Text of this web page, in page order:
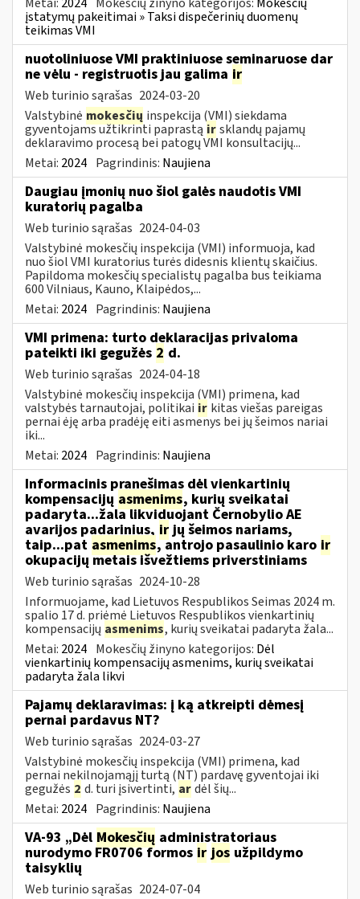
įstatymų pakeitimai » Taksi dispečerinių duomenų
teikimas VMI
nuotoliniuose VMI praktiniuose seminaruose dar
ne vėlu - registruotis jau galima ir
Web turinio sąrašas 2024-03-20
Valstybinė mokesčių inspekcija (VMI) siekdama
gyventojams užtikrinti paprastą irsklandų pajamų
deklaravimo procesą bei patogų VMI konsultacijų...
Metai: 2024 Pagrindinis: Naujiena
Daugiau įmonių nuo šiol galės naudotis VMI
kuratorių pagalba
Web turinio sąrašas 2024-04-03
Valstybinė mokesčių inspekcija (VMI) informuoja, kad
nuo šiol VMI kuratorius turės didesnis klientų skaičius.
Papildoma mokesčių specialistų pagalba bus teikiama
600 Vilniaus, Kauno, Klaipėdos,...
Metai: 2024 Pagrindinis: Naujiena
VMI primena: turto deklaracijas privaloma
pateikti iki gegužės 2 d.
Web turinio sąrašas 2024-04-18
Valstybinė mokesčių inspekcija (VMI) primena, kad
valstybės tarnautojai, politikai ir kitas viešas pareigas
pernai ėję arba pradėję eiti asmenys bei jų šeimos nariai
iki...
Metai: 2024 Pagrindinis: Naujiena
Informacinis pranešimas dėl vienkartinių
kompensacijų asmenims, kurių sveikatai
padaryta...žala likviduojant Černobylio AE
avarijos padarinius, irjų šeimos nariams,
taip...pat asmenims, antrojo pasaulinio karo ir
okupacijų metais išvežtiems priverstiniams
Web turinio sąrašas 2024-10-28
Informuojame, kad Lietuvos Respublikos Seimas 2024 m.
spalio 17 d. priėmė Lietuvos Respublikos vienkartinių
kompensacijų asmenims, kurių sveikatai padaryta žala...
Metai: 2024 Mokesčių žinyno kategorijos: Dėl
vienkartinių kompensacijų asmenims, kurių sveikatai
padaryta žala likvi
Pajamų deklaravimas: į ką atkreipti dėmesį
pernai pardavus NT?
Web turinio sąrašas 2024-03-27
Valstybinė mokesčių inspekcija (VMI) primena, kad
pernai nekilnojamąjį turtą (NT) pardavę gyventojai iki
gegužės 2 d. turi įsivertinti, ardėl šių...
Metai: 2024 Pagrindinis: Naujiena
VA-93 „Dėl Mokesčių administratoriaus
nurodymo FR0706 formos ir jos užpildymo
taisyklių
Web turinio sąrašas 2024-07-04